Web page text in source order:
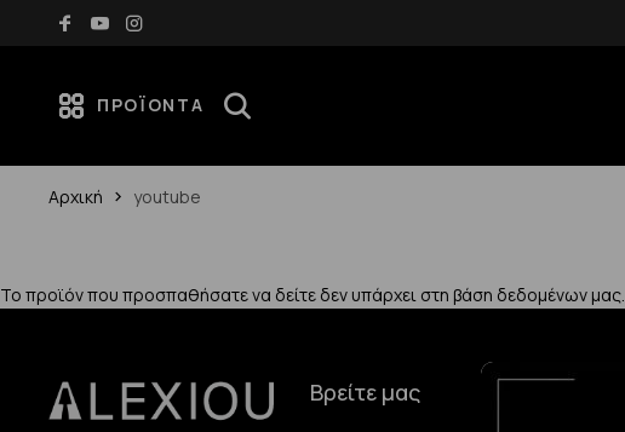
Δωρεάν μεταφορικά για αγορές άνω των 70€
ΠΡΟΪΌΝΤΑ
Αρχική youtube
Το προϊόν που προσπαθήσατε να δείτε δεν υπάρχει στη βάση δεδομένων μας.
Βρείτε μας